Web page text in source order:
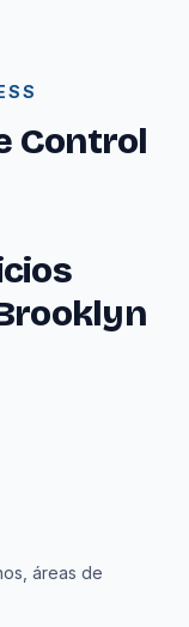
Control
áreas de